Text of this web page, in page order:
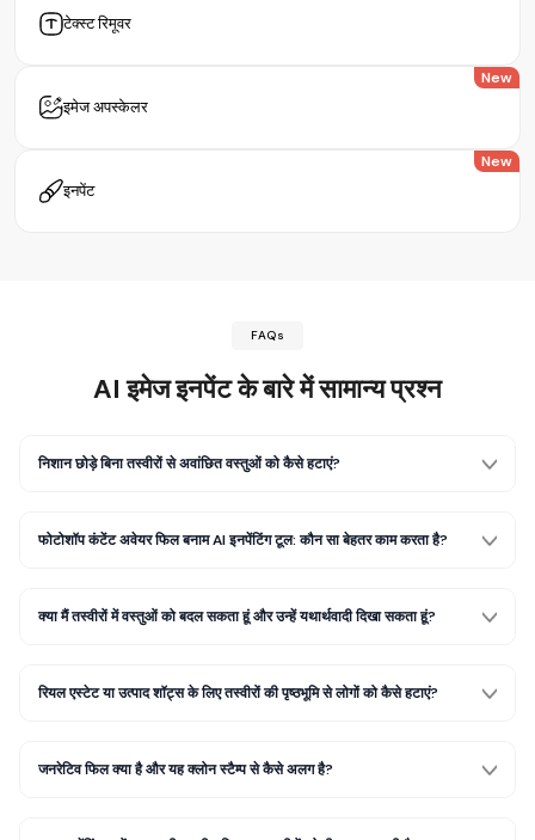
टेक्स्ट रिमूवर
इमेज अपस्केलर
New
इनपेंट
New
FAQs
AI इमेज इनपेंटके बारे में सामान्य प्रश्न
निशान छोड़े बिना तस्वीरों से अवांछित वस्तुओं को कैसे हटाएं?
फोटोशॉप कंटेंट अवेयर फिल बनाम AI इनपेंटिंग टूल: कौन सा बेहतर काम करता है?
क्या मैं तस्वीरों में वस्तुओं को बदल सकता हूं और उन्हें यथार्थवादी दिखा सकता हूं?
रियल एस्टेट या उत्पाद शॉट्स के लिए तस्वीरों की पृष्ठभूमि से लोगों को कैसे हटाएं?
जनरेटिव फिल क्या है और यह क्लोन स्टैम्प से कैसे अलग है?